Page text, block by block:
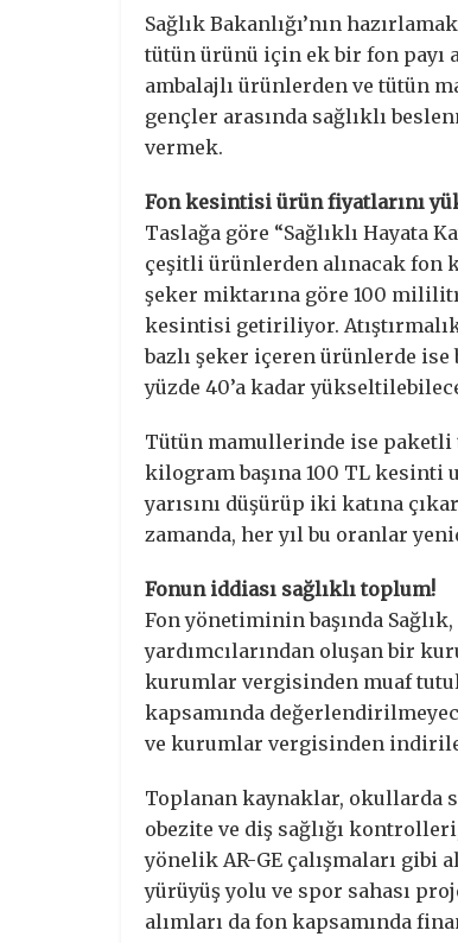
Sağlık Bakanlığı’nın
tütün ürünü için ek bir fon payı
ambalajlı ürünlerden ve tütün
gençler arasında sağlıklı
vermek.
Fon kesintisi ürün fiyatlarını
Taslağa göre “Sağlıklı Hayata
çeşitli ürünlerden alınacak fon
şeker miktarına göre 100
kesintisi getiriliyor.
bazlı şeker içeren ürünlerde ise
yüzde 40’a kadar
Tütün mamullerinde ise paketli
kilogram başına 100 TL kesinti
yarısını düşürüp iki katına
zamanda, her yıl bu oranlar
Fonun iddiası sağlıklı toplum!
Fon yönetiminin başında
yardımcılarından oluşan bir
kurumlar vergisinden muaf
kapsamında
ve kurumlar vergisinden
Toplanan kaynaklar, okullarda
obezite ve diş sağlığı
yönelik AR-GE çalışmaları gibi
yürüyüş yolu ve spor sahası
alımları da fon kapsamında